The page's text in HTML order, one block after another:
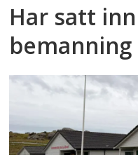
Har satt